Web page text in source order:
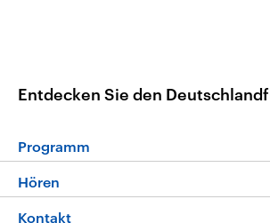
Entdecken Sie den
Programm
Hören
Livestream
Kontakt